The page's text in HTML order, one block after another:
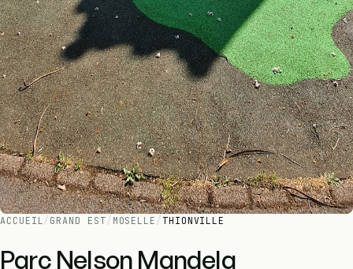
ACCUEIL/ GRAND EST/ MOSELLE / THIONVILLE
Parc Nelson Mandela